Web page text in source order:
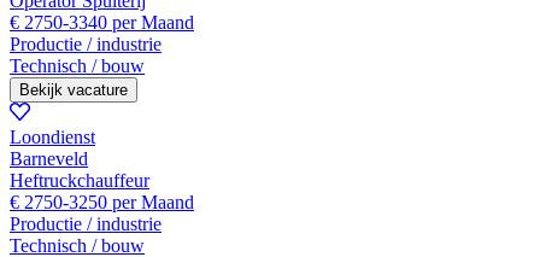
€ 2750-3340 per Maand
Productie / industrie
Technisch / bouw
Bekijk vacature
Loondienst
Barneveld
Heftruckchauffeur
€ 2750-3250 per Maand
Productie / industrie
Technisch / bouw